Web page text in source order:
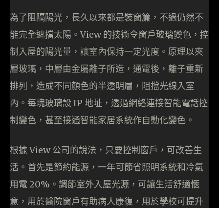
為了阻隔陽光，長久以來都是裝窗簾，不過仍然不
能完全遮擋太陽。View 的技術令窗戶玻璃變色，控
制入屋的陽光量，讓室內保持一定光度。原理以夾
層玻璃，中層由金屬離子所造，通電後，離子重新
排列，造成不同顏色的半透明層，阻擋光線入室
內。每塊玻璃設 IP 地址，透過網絡連接智能電話控
制變色，甚至接通智能家居系統作自動化變色。
根據 View 公司的說法，只要控制窗戶，可改善生
活。首先是節約能源，一年可節省照明系統和冷氣
用電 20%。調節室外入屋光源，可讓生活舒適愜
意，用於醫院窗戶有助病人康復，用於學校可提升